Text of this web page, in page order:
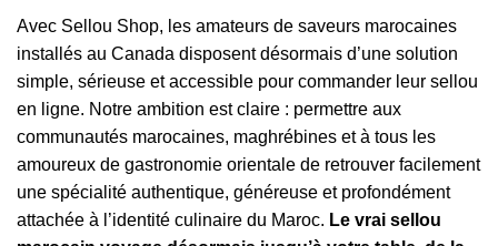
Avec Sellou Shop, les amateurs de saveurs marocaines
installés au Canada disposent désormais d’une solution
simple, sérieuse et accessible pour commander leur sellou
en ligne. Notre ambition est claire : permettre aux
communautés marocaines, maghrébines et à tous les
amoureux de gastronomie orientale de retrouver facilement
une spécialité authentique, généreuse et profondément
attachée à l’identité culinaire du Maroc. Le vrai sellou